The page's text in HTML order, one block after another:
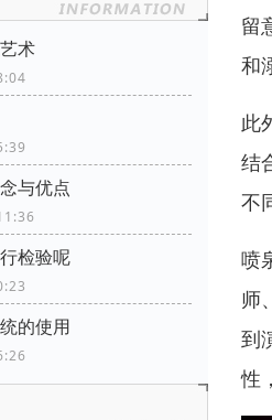
术
与优点
检验呢
的使用
留
和
此
结
不
喷
师
到
性